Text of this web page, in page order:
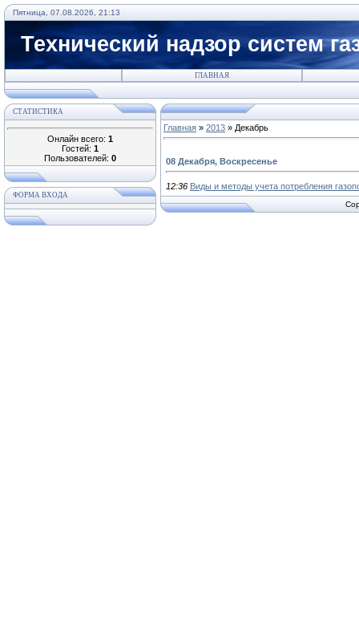
Пятница, 07.08.2026, 21:13
Технический надзор систем
ГЛАВНАЯ
СТАТИСТИКА
Онлайн всего: 1
Гостей: 1
Пользователей: 0
ФОРМА ВХОДА
Главная » 2013 » Декабрь
08 Декабря, Воскресенье
12:36 Виды и методы учета потребления